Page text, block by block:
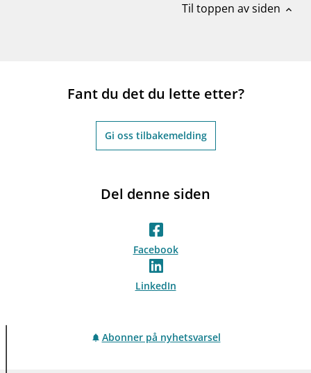
Til toppen av siden expand_less
Fant du det du lette etter?
Gi oss tilbakemelding
Del denne siden
Facebook
LinkedIn
Abonner på nyhetsvarsel